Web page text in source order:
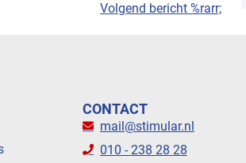
Volgend bericht %rarr;
CONTACT
mail@stimular.nl
010 - 238 28 28